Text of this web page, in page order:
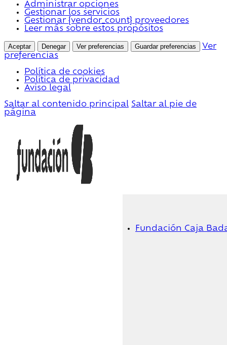
Administrar opciones
Gestionar los servicios
Gestionar {vendor_count} proveedores
Leer más sobre estos propósitos
Aceptar Denegar Ver preferencias Guardar preferencias
Ver
preferencias
Política de cookies
Política de privacidad
Aviso legal
Saltar al contenido principal Saltar al pie de
página
Fundación Caja